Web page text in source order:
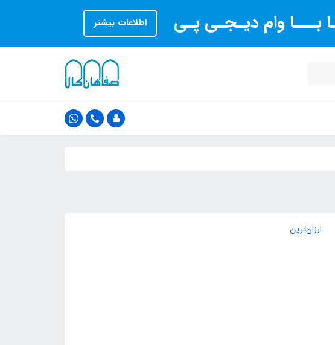
بـــا وام دیـجـی پـی اطلاعات بیشتر
ارزان‌ترین